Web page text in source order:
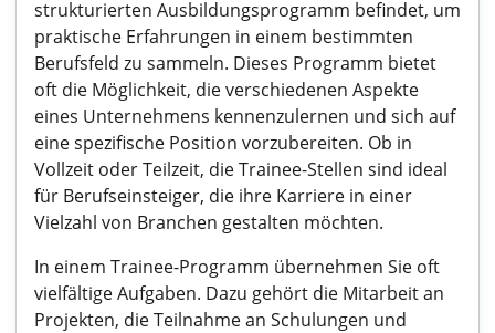
strukturierten Ausbildungsprogramm befindet, um
praktische Erfahrungen in einem bestimmten
Berufsfeld zu sammeln. Dieses Programm bietet
oft die Möglichkeit, die verschiedenen Aspekte
eines Unternehmens kennenzulernen und sich auf
eine spezifische Position vorzubereiten. Ob in
Vollzeit oder Teilzeit, die Trainee-Stellen sind ideal
für Berufseinsteiger, die ihre Karriere in einer
Vielzahl von Branchen gestalten möchten.
In einem Trainee-Programm übernehmen Sie oft
vielfältige Aufgaben. Dazu gehört die Mitarbeit an
Projekten, die Teilnahme an Schulungen und